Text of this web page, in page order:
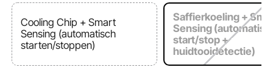
Cooling Chip + Smart
Sensing (automatisch
starten/stoppen)
Saffierkoeling +
Sensing
start/stop +
huidtooidetectie)